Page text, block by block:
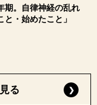
期。自律神経の乱れ
・始めたこと」
る